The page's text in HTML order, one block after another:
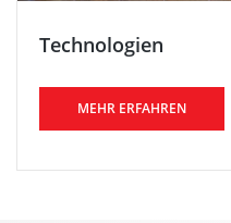
Technologien
MEHR ERFAHREN